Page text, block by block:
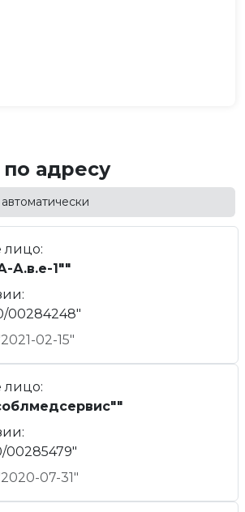
адресу
лицо:
А.в.е-1""
00284248"
02-15"
лицо:
00285479"
07-31"